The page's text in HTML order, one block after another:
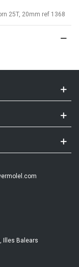
25T, 20mm ref 1368
Illes Balears